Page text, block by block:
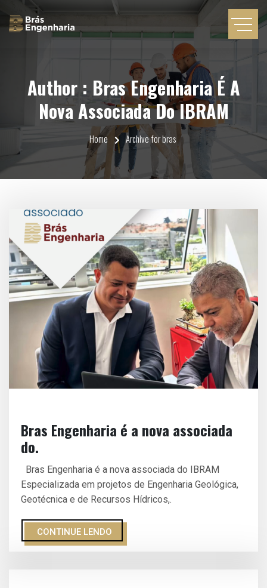
Author : Bras Engenharia É A
Nova Associada Do IBRAM
Home Archive for bras
Bras Engenharia é a nova associada
do.
Bras Engenharia é a nova associada do IBRAM
Especializada em projetos de Engenharia Geológica,
Geotécnica e de Recursos Hídricos,.
CONTINUE LENDO